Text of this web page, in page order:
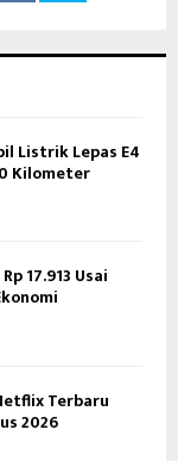
Listrik Lepas E4
Kilometer
17.913 Usai
Terbaru
2026